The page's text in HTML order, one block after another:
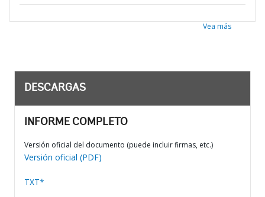
Vea más
DESCARGAS
INFORME COMPLETO
Versión oficial del documento (puede incluir firmas, etc.)
Versión oficial (PDF)
TXT*